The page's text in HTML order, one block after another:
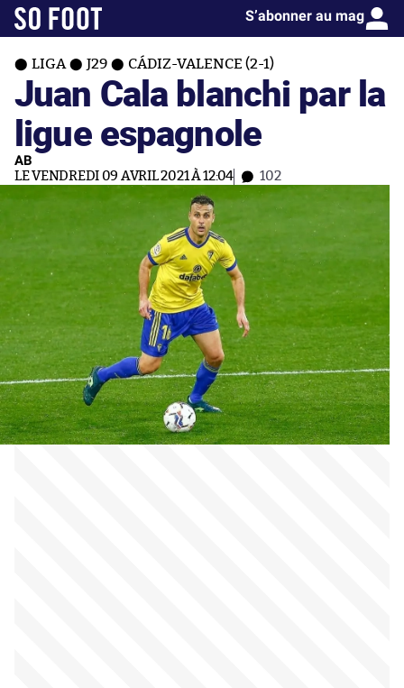
S’abonner au mag
LIGA J29 CÁDIZ-VALENCE (2-1)
Juan Cala blanchi par la
ligue espagnole
AB
LE VENDREDI 09 AVRIL 2021 À 12:04 102